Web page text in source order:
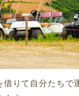
借りて自分たちで